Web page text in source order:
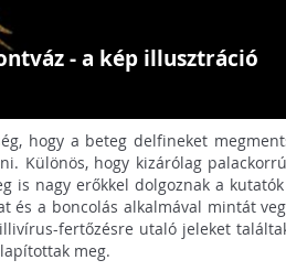
- a kép illusztráció
hogy a beteg delfineket
Különös, hogy kizárólag
is nagy erőkkel dolgoznak a
és a boncolás alkalmával mintát
fertőzésre utaló jeleket
meg.